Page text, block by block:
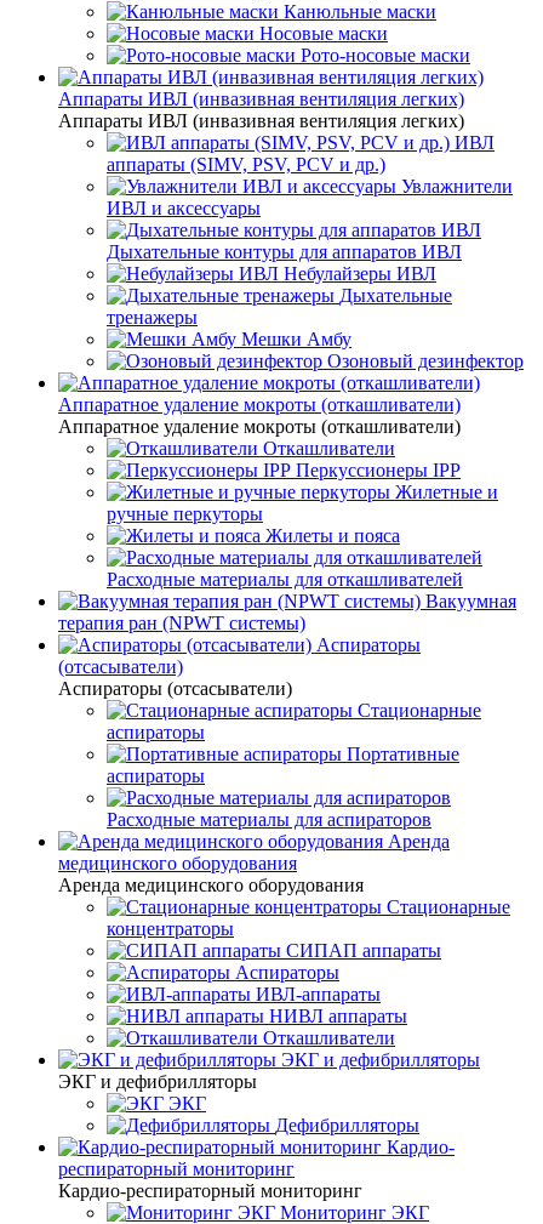
Канюльные маски
Носовые маски
Рото-носовые маски
Аппараты ИВЛ (инвазивная вентиляция легких)
Аппараты ИВЛ (инвазивная вентиляция легких)
ИВЛ
аппараты (SIMV, PSV, PCV и др.)
Увлажнители
ИВЛ и аксессуары
Дыхательные контуры для аппаратов ИВЛ
Небулайзеры ИВЛ
Дыхательные
тренажеры
Мешки Амбу
Озоновый дезинфектор
Аппаратное удаление мокроты (откашливатели)
Аппаратное удаление мокроты (откашливатели)
Откашливатели
Перкуссионеры IPP
Жилетные и
ручные перкуторы
Жилеты и пояса
Расходные материалы для откашливателей
Вакуумная
терапия ран (NPWT системы)
Аспираторы
(отсасыватели)
Аспираторы (отсасыватели)
Стационарные
аспираторы
Портативные
аспираторы
Расходные материалы для аспираторов
Аренда
медицинского оборудования
Аренда медицинского оборудования
Стационарные
концентраторы
СИПАП аппараты
Аспираторы
ИВЛ-аппараты
НИВЛ аппараты
Откашливатели
ЭКГ и дефибрилляторы
ЭКГ и дефибрилляторы
ЭКГ
Дефибрилляторы
Кардио-
респираторный мониторинг
Кардио-респираторный мониторинг
Мониторинг ЭКГ